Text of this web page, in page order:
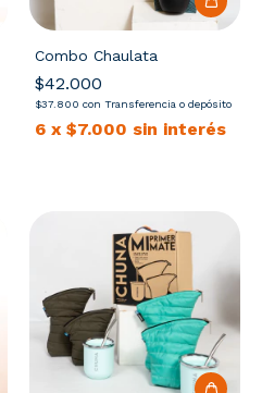
Combo Chaulata
$42.000
$37.800 con Transferencia o depósito
6 x $7.000 sin interés